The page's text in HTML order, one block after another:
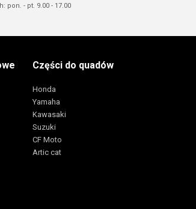
pon. - pt. 9.00 - 17.00
Części do quadów
Honda
Yamaha
Kawasaki
Suzuki
CF Moto
Artic cat